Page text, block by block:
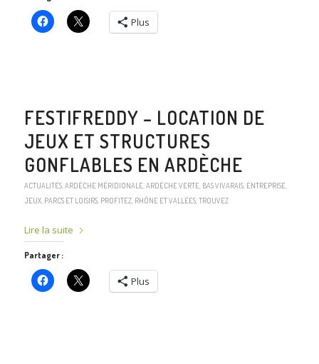
Plus
FESTIFREDDY – LOCATION DE
JEUX ET STRUCTURES
GONFLABLES EN ARDÈCHE
ACTUALITÉS, ARDÈCHE MÉRIDIONALE, ARDÈCHE VERTE, BAS VIVARAIS, ENTREPRISE,
JEUX, PARCS ET LOISIRS, PROFITEZ, RHÔNE ET VALLÉES, TROUVEZ
Lire la suite
Partager :
Plus